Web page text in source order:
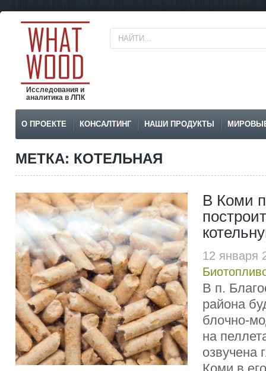
Исследования и
аналитика в ЛПК
О ПРОЕКТЕ КОНСАЛТИНГ НАШИ ПРОДУКТЫ
МЕТКА: КОТЕЛЬНАЯ
В Коми
12
В п.
района
блочно-
на
озвучена